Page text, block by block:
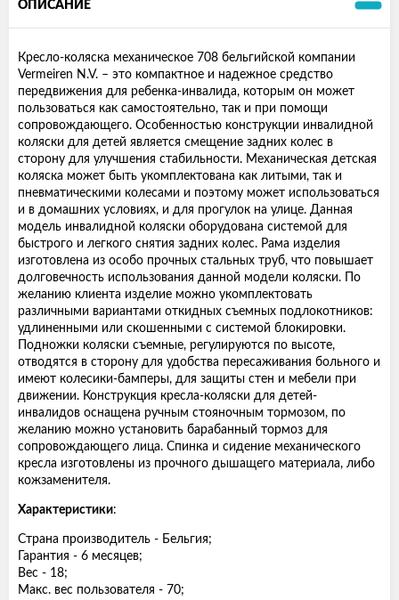
ОПИСАНИЕ
Кресло-коляска механическое 708 бельгийской компании
Vermeiren N.V. – это компактное и надежное средство
передвижения для ребенка-инвалида, которым он может
пользоваться как самостоятельно, так и при помощи
сопровождающего. Особенностью конструкции инвалидной
коляски для детей является смещение задних колес в
сторону для улучшения стабильности. Механическая детская
коляска может быть укомплектована как литыми, так и
пневматическими колесами и поэтому может использоваться
и в домашних условиях, и для прогулок на улице. Данная
модель инвалидной коляски оборудована системой для
быстрого и легкого снятия задних колес. Рама изделия
изготовлена из особо прочных стальных труб, что повышает
долговечность использования данной модели коляски. По
желанию клиента изделие можно укомплектовать
различными вариантами откидных съемных подлокотников:
удлиненными или скошенными с системой блокировки.
Подножки коляски съемные, регулируются по высоте,
отводятся в сторону для удобства пересаживания больного и
имеют колесики-бамперы, для защиты стен и мебели при
движении. Конструкция кресла-коляски для детей-
инвалидов оснащена ручным стояночным тормозом, по
желанию можно установить барабанный тормоз для
сопровождающего лица. Спинка и сидение механического
кресла изготовлены из прочного дышащего материала, либо
кожзаменителя.
Характеристики:
Страна производитель - Бельгия;
Гарантия - 6 месяцев;
Вес - 18;
Макс. вес пользователя - 70;